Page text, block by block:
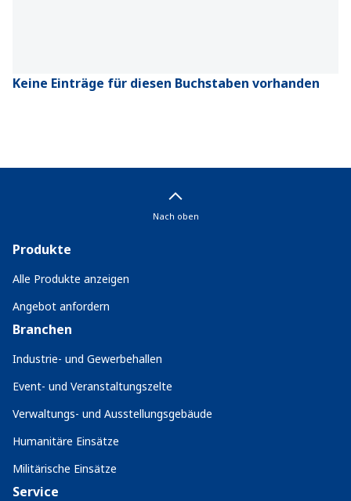
Keine Einträge für diesen Buchstaben vorhanden
Nach oben
Produkte
Alle Produkte anzeigen
Angebot anfordern
Branchen
Industrie- und Gewerbehallen
Event- und Veranstaltungszelte
Verwaltungs- und Ausstellungsgebäude
Humanitäre Einsätze
Militärische Einsätze
Service